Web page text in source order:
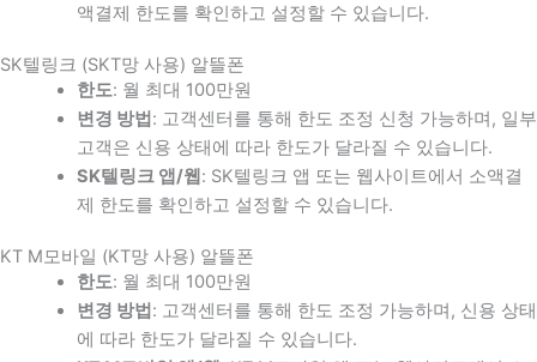
액결제 한도를 확인하고 설정할 수 있습니다.
SK텔링크 (SKT망 사용) 알뜰폰
한도: 월 최대 100만원
변경 방법 : 고객센터를 통해 한도 조정 신청 가능하며, 일부
고객은 신용 상태에 따라 한도가 달라질 수 있습니다.
SK텔링크 앱/웹 : SK텔링크 앱 또는 웹사이트에서 소액결
제 한도를 확인하고 설정할 수 있습니다.
KT M모바일 (KT망 사용) 알뜰폰
한도: 월 최대 100만원
변경 방법 : 고객센터를 통해 한도 조정 가능하며, 신용 상태
에 따라 한도가 달라질 수 있습니다.